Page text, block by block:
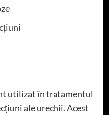
utilizat în tratamentul
ale urechii. Acest